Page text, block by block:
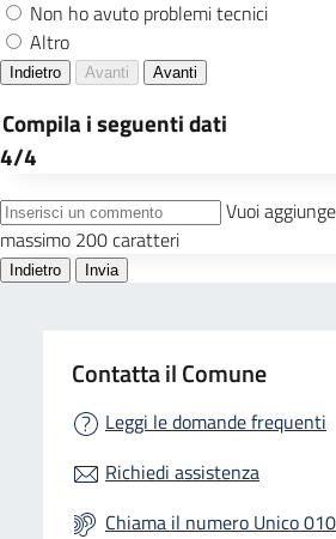
Contatta il Comune
Leggi le domande frequenti
Richiedi assistenza
Chiama il numero Unico